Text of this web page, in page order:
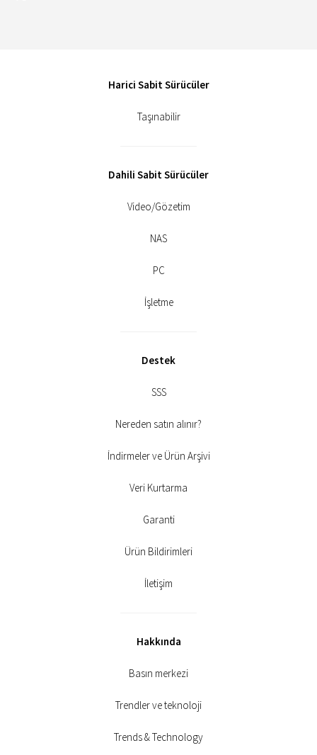
Harici Sabit Sürücüler
Taşınabilir
Dahili Sabit Sürücüler
Video/Gözetim
NAS
PC
İşletme
Destek
SSS
Nereden satın alınır?
İndirmeler ve Ürün Arşivi
Veri Kurtarma
Garanti
Ürün Bildirimleri
İletişim
Hakkında
Basın merkezi
Trendler ve teknoloji
Trends & Technology